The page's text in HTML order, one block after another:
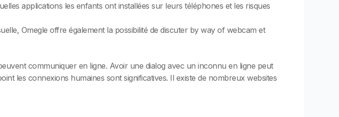
applications les enfants ont installées sur leurs téléphones et les risques
Omegle offre également la possibilité de discuter by way of webcam et
communiquer en ligne. Avoir une dialog avec un inconnu en ligne peut
les connexions humaines sont significatives. Il existe de nombreux websites